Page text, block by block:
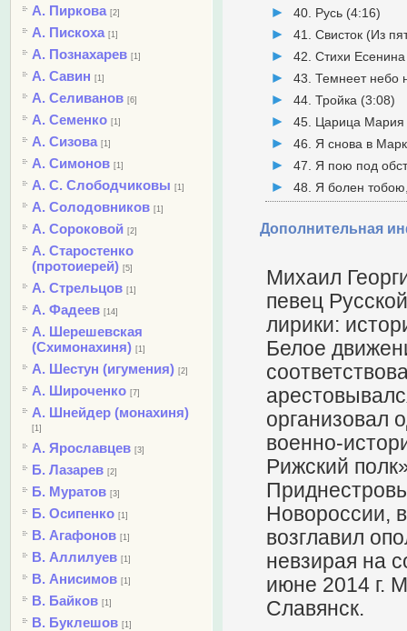
А. Пиркова [2]
А. Пискоха [1]
А. Познахарев [1]
А. Савин [1]
А. Селиванов [6]
А. Семенко [1]
А. Сизова [1]
А. Симонов [1]
А. С. Слободчиковы [1]
А. Солодовников [1]
А. Сороковой [2]
А. Старостенко
(протоиерей) [5]
А. Стрельцов [1]
А. Фадеев [14]
А. Шерешевская
(Схимонахиня) [1]
А. Шестун (игумения) [2]
А. Широченко [7]
А. Шнейдер (монахиня)
[1]
А. Ярославцев [3]
Б. Лазарев [2]
Б. Муратов [3]
Б. Осипенко [1]
В. Агафонов [1]
В. Аллилуев [1]
В. Анисимов [1]
В. Байков [1]
В. Буклешов [1]
40. Русь (4:16)
41. Свисток (Из
42. Стихи
43. Темнеет небо
44. Тройка (3:08)
45. Царица Мария
46. Я снова в
47. Я пою под
48. Я болен
Дополнительная
Михаил
певец
лирики:
Белое
организовал
военно-
Рижский
Новороссии,
возглавил
невзирая на
июне 2014 г.
Славянск.